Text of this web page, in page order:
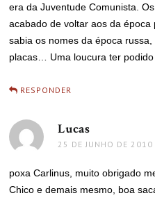
era da Juventude Comunista.
acabado de voltar aos da
sabia os nomes da época
placas… Uma loucura ter podido
RESPONDER
Lucas
25 DE JUNHO DE
poxa Carlinus, muito obrigado
Chico e demais mesmo, boa